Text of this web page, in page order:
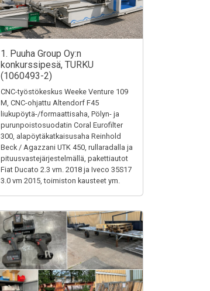
1. Puuha Group Oy:n
konkurssipesä, TURKU
(1060493-2)
CNC-työstökeskus Weeke Venture 109
M, CNC-ohjattu Altendorf F45
liukupöytä-/formaattisaha, Pölyn- ja
purunpoistosuodatin Coral Eurofilter
300, alapöytäkatkaisusaha Reinhold
Beck / Agazzani UTK 450, rullaradalla ja
pituusvastejärjestelmällä, pakettiautot
Fiat Ducato 2.3 vm. 2018 ja Iveco 35S17
3.0 vm 2015, toimiston kausteet ym.